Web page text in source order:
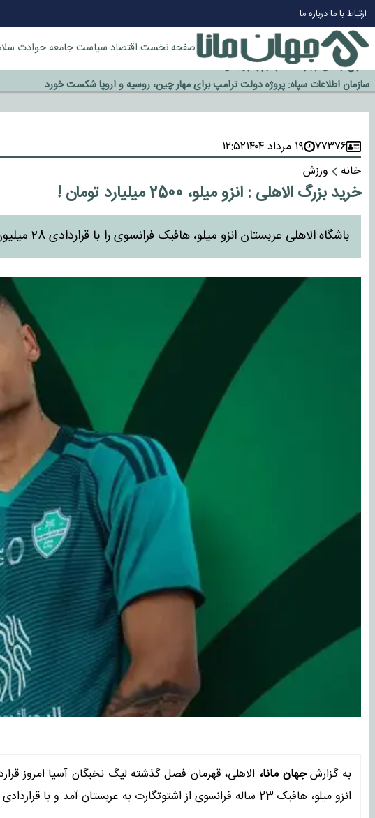
ارتباط با مادرباره ما
صفحه نخست اقتصاد سیاستجامعهحوادث
چرا طلا دوباره افزایشی شد؟
گزینه جدایی اوسمار روی میز مدیران پرسپولیس
آیا رئیس جمهور آمریکا قانون را دور می‌زند؟
اخراج رسمی چهره نامدار از پرسپولیس
سازمان اطلاعات سپاه: پروژه دولت ترامپ برای مهار چین، روسیه و اروپا شکست خورد
۷۷۳۷۶ ۱۹ مرداد ۱۴۰۴
۱۲:۵۲
خانه
ورزش
خرید بزرگ الاهلی : انزو میلو، 2500 میلیارد تومان !
باشگاه الاهلی عربستان انزو میلو، هافبک فرانسوی را با قراردادی 28 ‌میلیون یورویی از اشتوتگارت به خدمت گرفت. ‌
به گزارشجهان مانا، الاهلی، قهرمان فصل گذشته لیگ نخبگان ‌آسیا امروز
انزو میلو، هافبک 23 ساله فرانسوی از اشتوتگارت به عربستان ‌آمد و با قراردادی چهار ساله به ارزش 28 میلیون یورو به الاهلی ‌پیوست. ‌